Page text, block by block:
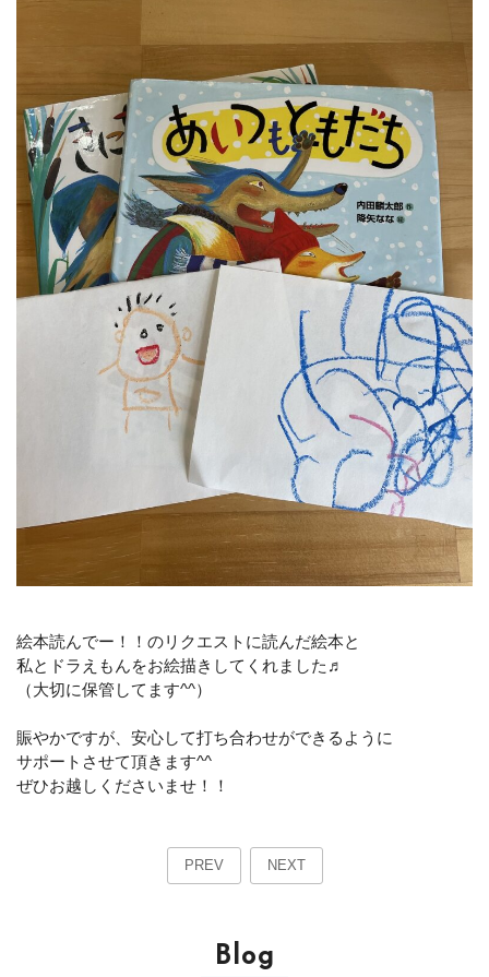
絵本読んでー！！のリクエストに読んだ絵本と
私とドラえもんをお絵描きしてくれました♬
（大切に保管してます^^）
賑やかですが、安心して打ち合わせができるように
サポートさせて頂きます^^
ぜひお越しくださいませ！！
PREV NEXT
Blog